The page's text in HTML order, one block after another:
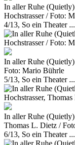
In aller Ruhe
Hochstrasser / Foto:
4/13, So ein Theater
In aller Ruhe
Foto: Mario Bührle
5/13, So ein Theater
In aller Ruhe
Thomas L. Dietz /
6/13, So ein Theater